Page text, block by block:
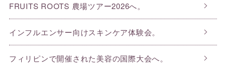
FRUITS ROOTS 農場ツアー2026へ。
インフルエンサー向けスキンケア体験会。
フィリピンで開催された美容の国際大会へ。